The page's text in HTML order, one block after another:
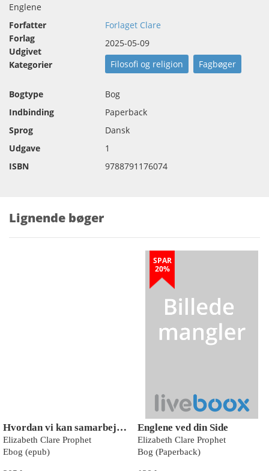
Englene
Forfatter
Forlag
Forlaget Clare
Udgivet
2025-05-09
Kategorier
Filosofi og religion Fagbøger
Bogtype
Bog
Indbinding
Paperback
Sprog
Dansk
Udgave
1
ISBN
9788791176074
Lignende bøger
Hvordan vi kan samarbejde med englene
Elizabeth Clare Prophet
Ebog (epub)
SPAR
20%
Englene ved din Side
Elizabeth Clare Prophet
Bog (Paperback)